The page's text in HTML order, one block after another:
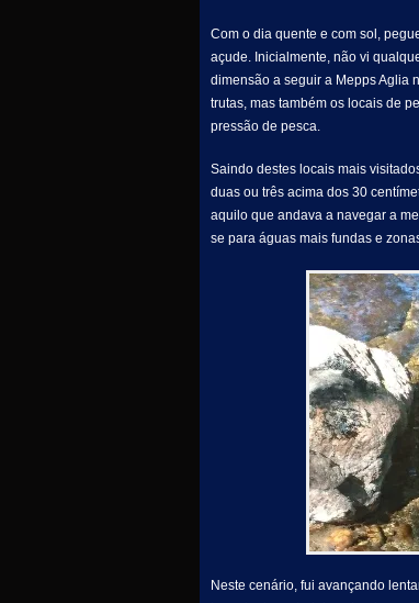
Com o dia quente e com sol,
açude. Inicialmente, não vi
dimensão a seguir a Mepps Aglia
trutas, mas também os locais de
pressão de pesca.
Saindo destes locais mais
duas ou três acima dos 30
aquilo que andava a navegar a
se para águas mais fundas e
Neste cenário, fui avançando